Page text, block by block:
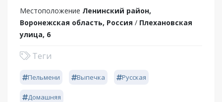
Местоположение Ленинский район,
Воронежская область, Россия / Плехановская
улица, 6
Теги
Пельмени Выпечка Русская
Домашняя